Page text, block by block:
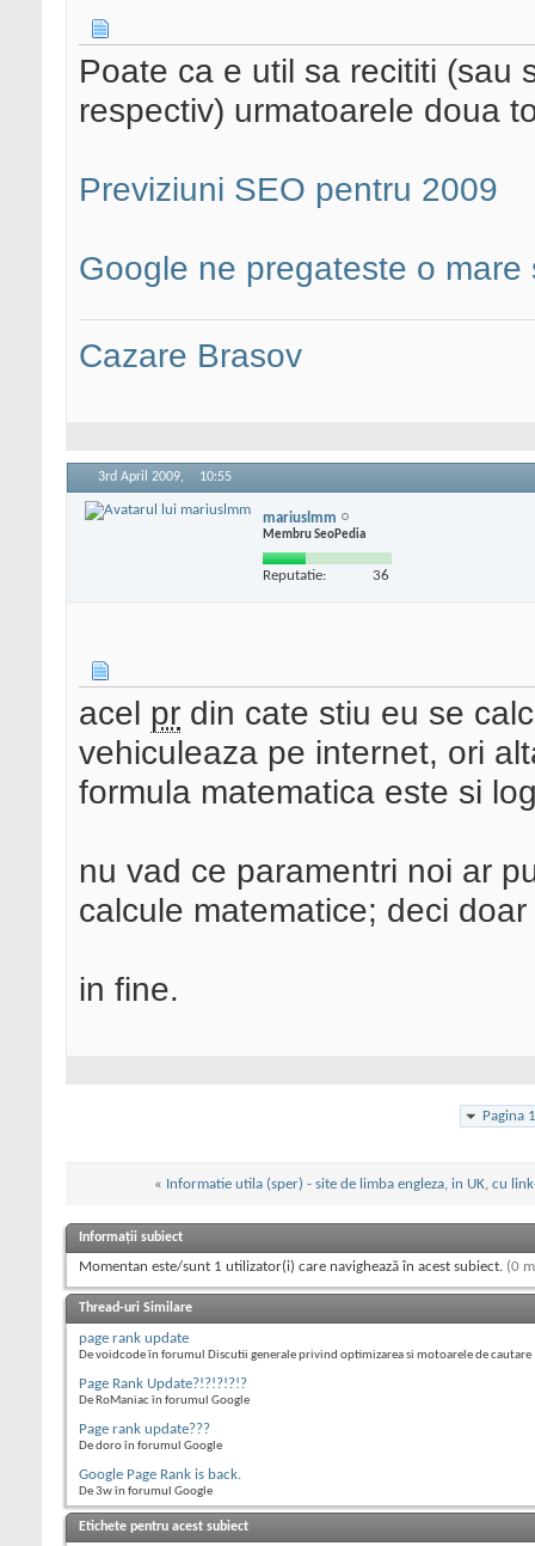
Poate ca e util sa recititi (sau
respectiv) urmatoarele doua
Previziuni SEO pentru 2009
Google ne pregateste o mare
Cazare Brasov
3rd April 2009, 10:55
mariuslmm
Membru SeoPedia
Reputatie: 36
acel pr din cate stiu eu se
vehiculeaza pe internet, ori
formula matematica este si
nu vad ce paramentri noi ar
calcule matematice; deci
in fine.
Pagina
« Informatie utila (sper) - site de limba engleza, in UK, cu
Informații subiect
Momentan este/sunt 1 utilizator(i) care navighează în acest subiect. (0
Thread-uri Similare
page rank update
De voidcode în forumul Discutii generale privind optimizarea si motoarele de cautare
Page Rank Update?!?!?!?!?
De RoManiac în forumul Google
Page rank update???
De doro în forumul Google
Google Page Rank is back.
De 3w în forumul Google
Etichete pentru acest subiect